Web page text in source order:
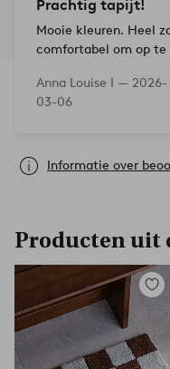
Prachtig tapijt!
Mooie kleuren. Heel
comfortabel om op te
de kamer, maar het
zacht dat je de
Anna Louise I — 2026-
03-06
Informatie over
Producten uit
aan